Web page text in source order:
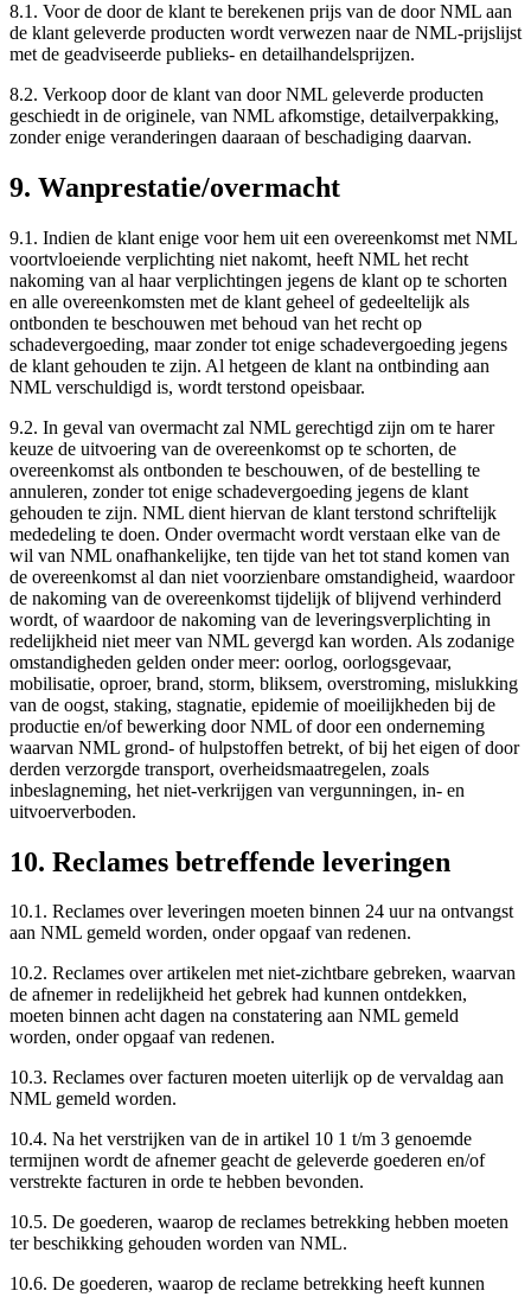
8.1. Voor de door de klant te berekenen prijs van de door NML aan
de klant geleverde producten wordt verwezen naar de NML-prijslijst
met de geadviseerde publieks- en detailhandelsprijzen.
8.2. Verkoop door de klant van door NML geleverde producten
geschiedt in de originele, van NML afkomstige, detailverpakking,
zonder enige veranderingen daaraan of beschadiging daarvan.
9. Wanprestatie/overmacht
9.1. Indien de klant enige voor hem uit een overeenkomst met NML
voortvloeiende verplichting niet nakomt, heeft NML het recht
nakoming van al haar verplichtingen jegens de klant op te schorten
en alle overeenkomsten met de klant geheel of gedeeltelijk als
ontbonden te beschouwen met behoud van het recht op
schadevergoeding, maar zonder tot enige schadevergoeding jegens
de klant gehouden te zijn. Al hetgeen de klant na ontbinding aan
NML verschuldigd is, wordt terstond opeisbaar.
9.2. In geval van overmacht zal NML gerechtigd zijn om te harer
keuze de uitvoering van de overeenkomst op te schorten, de
overeenkomst als ontbonden te beschouwen, of de bestelling te
annuleren, zonder tot enige schadevergoeding jegens de klant
gehouden te zijn. NML dient hiervan de klant terstond schriftelijk
mededeling te doen. Onder overmacht wordt verstaan elke van de
wil van NML onafhankelijke, ten tijde van het tot stand komen van
de overeenkomst al dan niet voorzienbare omstandigheid, waardoor
de nakoming van de overeenkomst tijdelijk of blijvend verhinderd
wordt, of waardoor de nakoming van de leveringsverplichting in
redelijkheid niet meer van NML gevergd kan worden. Als zodanige
omstandigheden gelden onder meer: oorlog, oorlogsgevaar,
mobilisatie, oproer, brand, storm, bliksem, overstroming, mislukking
van de oogst, staking, stagnatie, epidemie of moeilijkheden bij de
productie en/of bewerking door NML of door een onderneming
waarvan NML grond- of hulpstoffen betrekt, of bij het eigen of door
derden verzorgde transport, overheidsmaatregelen, zoals
inbeslagneming, het niet-verkrijgen van vergunningen, in- en
uitvoerverboden.
10. Reclames betreffende leveringen
10.1. Reclames over leveringen moeten binnen 24 uur na ontvangst
aan NML gemeld worden, onder opgaaf van redenen.
10.2. Reclames over artikelen met niet-zichtbare gebreken, waarvan
de afnemer in redelijkheid het gebrek had kunnen ontdekken,
moeten binnen acht dagen na constatering aan NML gemeld
worden, onder opgaaf van redenen.
10.3. Reclames over facturen moeten uiterlijk op de vervaldag aan
NML gemeld worden.
10.4. Na het verstrijken van de in artikel 10 1 t/m 3 genoemde
termijnen wordt de afnemer geacht de geleverde goederen en/of
verstrekte facturen in orde te hebben bevonden.
10.5. De goederen, waarop de reclames betrekking hebben moeten
ter beschikking gehouden worden van NML.
10.6. De goederen, waarop de reclame betrekking heeft kunnen